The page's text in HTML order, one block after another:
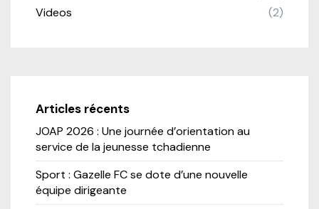
Videos
(2)
Articles récents
JOAP 2026 : Une journée d’orientation au
service de la jeunesse tchadienne
Sport : Gazelle FC se dote d’une nouvelle
équipe dirigeante